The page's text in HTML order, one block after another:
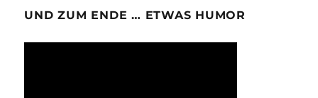
UND ZUM ENDE … ETWAS HUMOR